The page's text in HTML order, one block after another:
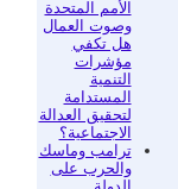
الأمم المتحدة
وصوت العمال
هل تكفي
مؤشرات
التنمية
المستدامة
لتحقيق العدالة
الاجتماعية؟
ترامب وماسك
والحرب على